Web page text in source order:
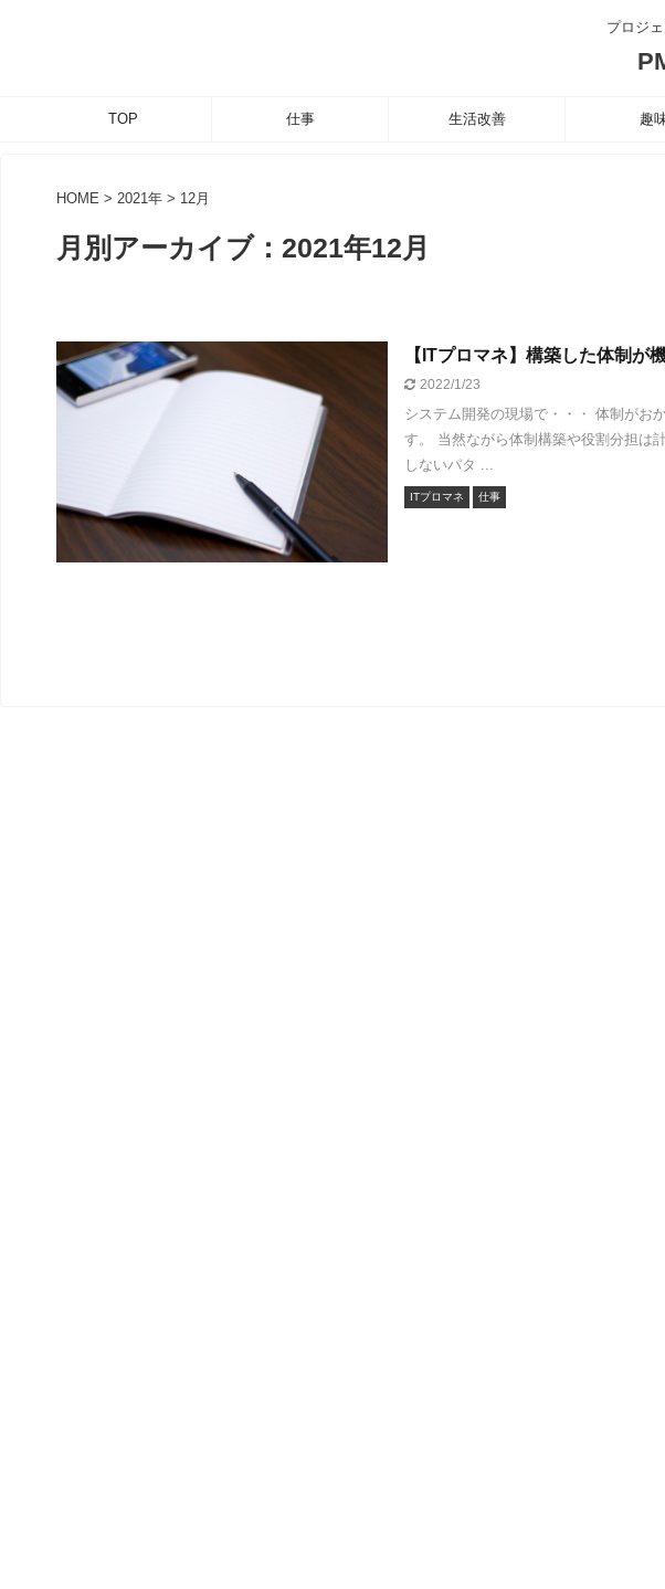
プロジ
TOP 仕事 生活改善 趣
HOME > 2021年 > 12月
月別アーカイブ：2021年12月
【ITプロマネ】構築した体制が
2022/1/23
システム開発の現場で・・・ 体制がお
す。 当然ながら体制構築や役割分担は
しないパタ ...
ITプロマネ 仕事